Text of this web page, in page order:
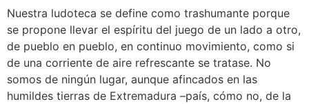
Nuestra ludoteca se define como trashumante porque
se propone llevar el espíritu del juego de un lado a otro,
de pueblo en pueblo, en continuo movimiento, como si
de una corriente de aire refrescante se tratase. No
somos de ningún lugar, aunque afincados en las
humildes tierras de Extremadura –país, cómo no, de la